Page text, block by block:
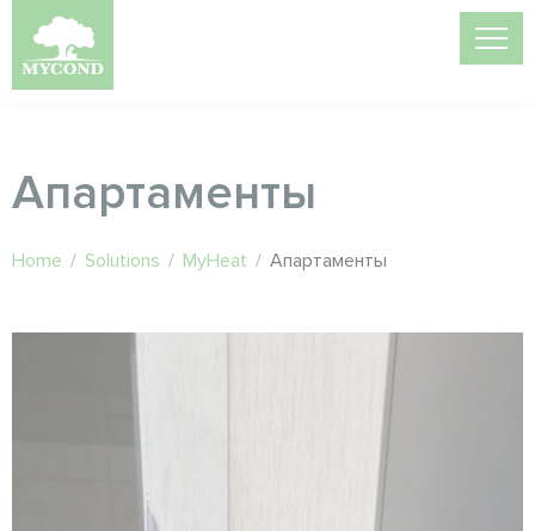
Апартаменты
Home / Solutions / MyHeat / Апартаменты